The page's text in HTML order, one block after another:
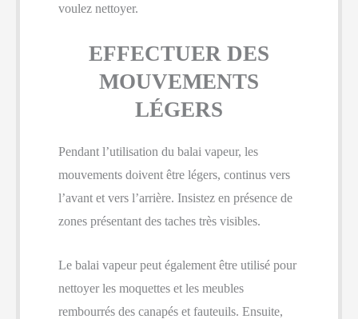
voulez nettoyer.
EFFECTUER DES
MOUVEMENTS
LÉGERS
Pendant l’utilisation du balai vapeur, les
mouvements doivent être légers, continus vers
l’avant et vers l’arrière. Insistez en présence de
zones présentant des taches très visibles.
Le balai vapeur peut également être utilisé pour
nettoyer les moquettes et les meubles
rembourrés des canapés et fauteuils. Ensuite,